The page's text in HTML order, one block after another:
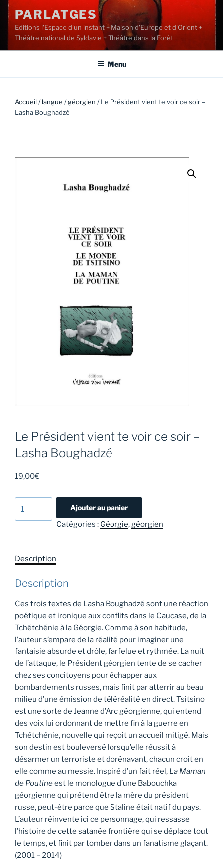
Aller
contenu
principal
PARLATGES
Editions l'Espace d'un instant + Maison d'Europe et d'Orient +
Théâtre national de Syldavie + Théâtre dans la Forêt
Menu
Accueil/langue /géorgien / Le Président vient te voir ce soir –
Lasha Boughadzé
Le Président vient te voir ce soir –
Lasha Boughadzé
19,00€
te
ce
soir
Lasha
Boughadzé
Ajouter au panier
Catégories : Géorgie,géorgien
Description
Description
Ces trois textes de Lasha Boughadzé sont une réaction
poétique et ironique aux conflits dans le Caucase, de la
Tchétchénie à la Géorgie. Comme à son habitude,
l’auteur s’empare de la réalité pour imaginer une
fantaisie absurde et drôle, farfelue et rythmée. La nuit
de l’attaque, le Président géorgien tente de se cacher
chez ses concitoyens pour échapper aux
bombardements russes, mais finit par atterrir au beau
milieu d’une émission de téléréalité en direct. Tsitsino
est une sorte de Jeanne d’Arc géorgienne, qui entend
des voix lui ordonnant de mettre fin à la guerre en
Tchétchénie, nouvelle qui reçoit un accueil mitigé. Mais
son destin est bouleversé lorsqu’elle réussit à
désarmer un terroriste et dorénavant, chacun croit en
elle comme au messie. Inspiré d’un fait réel, La Maman
de Poutineest le monologue d’une Babouchka
géorgienne qui prétend être la mère du président
russe, peut-être parce que Staline était natif du pays.
L’auteur réinvente ici ce personnage, qui ressasse
l’histoire de cette satanée frontière qui se déplace tout
le temps, et finit par tomber dans un fanatisme glaçant.
(2001 – 2014)